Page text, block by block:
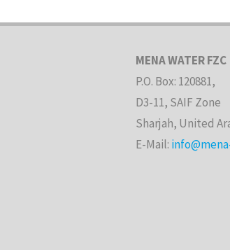
MENA WATER FZC
P.O. Box: 120881,
D3-11, SAIF Zone
Sharjah, United
E-Mail: